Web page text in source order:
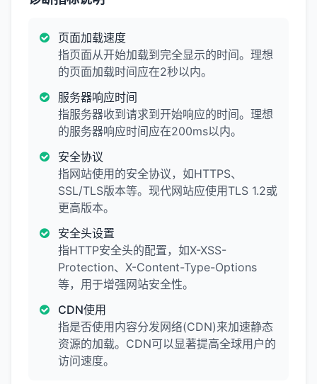
页面加载速度
指页面从开始加载到完全显示的时间。理想
的页面加载时间应在2秒以内。
服务器响应时间
指服务器收到请求到开始响应的时间。理想
的服务器响应时间应在200ms以内。
安全协议
指网站使用的安全协议，如HTTPS、
SSL/TLS版本等。现代网站应使用TLS 1.2或
更高版本。
安全头设置
指HTTP安全头的配置，如X-XSS-
Protection、X-Content-Type-Options
等，用于增强网站安全性。
CDN使用
指是否使用内容分发网络(CDN)来加速静态
资源的加载。CDN可以显著提高全球用户的
访问速度。